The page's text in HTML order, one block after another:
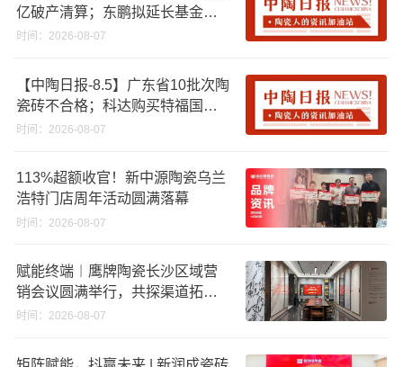
亿破产清算；东鹏拟延长基金投
资期限；工信部开展建陶行业能
时间：2026-08-07
【中陶日报-8.5】广东省10批次陶
瓷砖不合格；科达购买特福国际
股份申请未通过；蒙娜丽莎5千万
破18亿元
时间：2026-08-07
113%超额收官！新中源陶瓷乌兰
浩特门店周年活动圆满落幕
时间：2026-08-07
赋能终端︱鹰牌陶瓷长沙区域营
销会议圆满举行，共探渠道拓展
与门店升级新路径
时间：2026-08-07